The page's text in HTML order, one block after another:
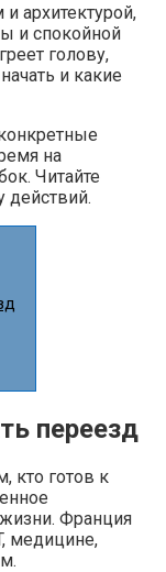
архитектурой,
и спокойной
голову,
и какие
на
Читайте
действий.
переезд
кто готов к
Франция
медицине,